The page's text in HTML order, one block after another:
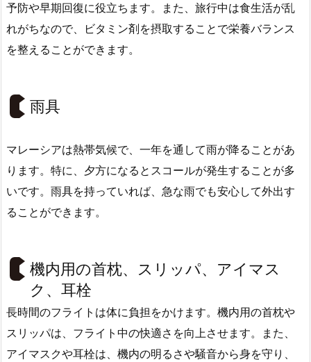
予防や早期回復に役立ちます。また、旅行中は食生活が乱
れがちなので、ビタミン剤を摂取することで栄養バランス
を整えることができます。
雨具
マレーシアは熱帯気候で、一年を通して雨が降ることがあ
ります。特に、夕方になるとスコールが発生することが多
いです。雨具を持っていれば、急な雨でも安心して外出す
ることができます。
機内用の首枕、スリッパ、アイマス
ク、耳栓
長時間のフライトは体に負担をかけます。機内用の首枕や
スリッパは、フライト中の快適さを向上させます。また、
アイマスクや耳栓は、機内の明るさや騒音から身を守り、